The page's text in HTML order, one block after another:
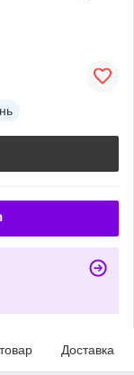
Доставка